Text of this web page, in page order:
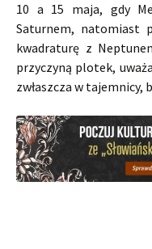
10 a 15 maja, gdy
Saturnem, natomiast
kwadraturę z
przyczyną plotek,
zwłaszcza w tajemnicy,